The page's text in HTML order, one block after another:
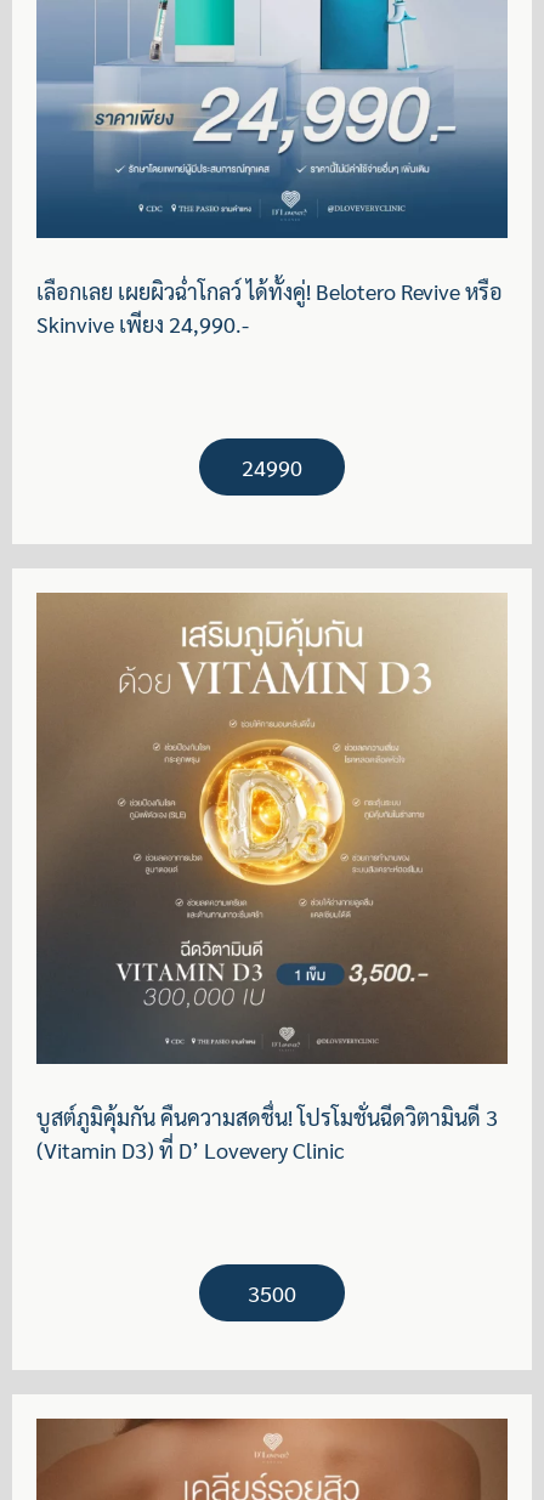
เลือกเลย เผยผิวฉ่ำโกลว์ ได้ทั้งคู่! Belotero Revive หรือ
Skinvive เพียง 24,990.-
24990
บูสต์ภูมิคุ้มกัน คืนความสดชื่น! โปรโมชั่นฉีดวิตามินดี 3
(Vitamin D3) ที่ D’ Lovevery Clinic
3500